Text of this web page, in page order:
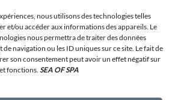
nous utilisons des technologies telles
et/ou accéder aux informations des appareils. Le
nous permettra de traiter des données
navigation ou les ID uniques sur ce site. Le fait de
son consentement peut avoir un effet négatif sur
fonctions. SEA OF SPA